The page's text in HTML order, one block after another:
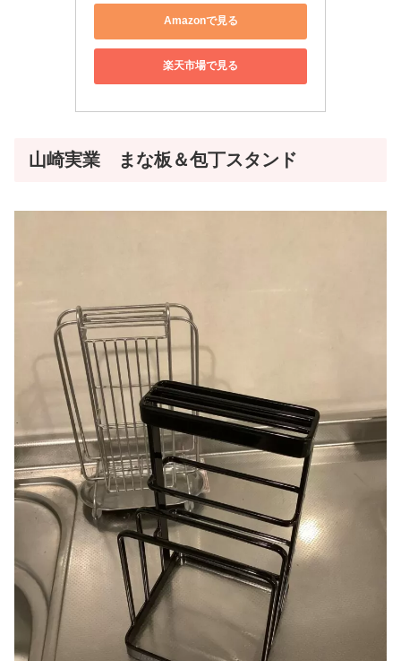
Amazonで見る
楽天市場で見る
山崎実業 まな板＆包丁スタンド